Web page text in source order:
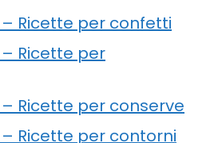
Ricette per confetti
Ricette per
Ricette per conserve
Ricette per contorni